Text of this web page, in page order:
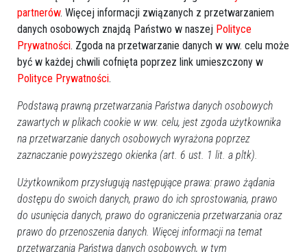
Festyn z „Jedynką” i Radą Osiedla
Śródmieście [ZDJĘCIA]
partnerów. Więcej informacji związanych z przetwarzaniem
danych osobowych znajdą Państwo w naszej Polityce
Prywatności. Zgoda na przetwarzanie danych w ww. celu może
być w każdej chwili cofnięta poprzez link umieszczony w
Polityce Prywatności.
Podstawą prawną przetwarzania Państwa danych osobowych
zawartych w plikach cookie w ww. celu, jest zgoda użytkownika
na przetwarzanie danych osobowych wyrażona poprzez
zaznaczanie powyższego okienka (art. 6 ust. 1 lit. a pltk).
Użytkownikom przysługują następujące prawa: prawo żądania
dostępu do swoich danych, prawo do ich sprostowania, prawo
do usunięcia danych, prawo do ograniczenia przetwarzania oraz
prawo do przenoszenia danych. Więcej informacji na temat
przetwarzania Państwa danych osobowych, w tym